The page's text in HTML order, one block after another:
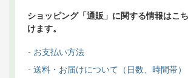
ショッピング「通販」に関する情報はこ
けます。
お支払い方法
送料・お届けについて（日数、時間帯）